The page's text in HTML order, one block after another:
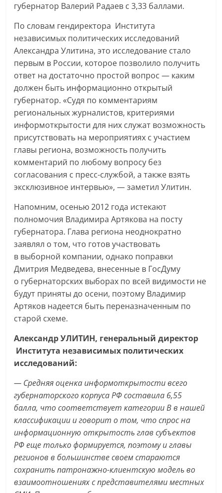
губернатор Валерий Радаев с 3,33 баллами.
По словам гендиректора Института
независимых политических исследований
Александра Улитина, это исследование стало
первым в России, которое позволило получить
ответ на достаточно простой вопрос — каким
должен быть информационно открытый
губернатор. «Судя по комментариям
региональных журналистов, критериями
информоткрытости для них служат возможность
присутствовать на мероприятиях с участием
главы региона, возможность получить
комментарий по любому вопросу без
согласования с пресс-службой, а также взять
эксклюзивное интервью», — заметил Улитин.
Напомним, осенью 2012 года истекают
полномочия Владимира Артякова на посту
губернатора. Глава региона неоднократно
заявлял о том, что готов участвовать
в выборной компании, однако поправки
Дмитрия Медведева, внесенные в ГосДуму
о губернаторских выборах по всей видимости не
будут приняты до осени, поэтому Владимир
Артяков надеется быть переназначенным по
старой схеме.
Александр УЛИТИН, генеральный директор
Института независимых политических
исследований:
— Средняя оценка информоткрытости всего
губернаторского корпуса РФ составила 6,55
балла, что соответствует категории B в нашей
классификации и говорит о том, что спрос на
информационную открытость глав субъектов
РФ еще только формируется, поэтому и главы
регионов в большинстве своем стараются
сохранить патронажно-клиентскую модель во
взаимоотношениях с представителями местных